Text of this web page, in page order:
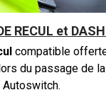
RECUL et
compatible
du passage de